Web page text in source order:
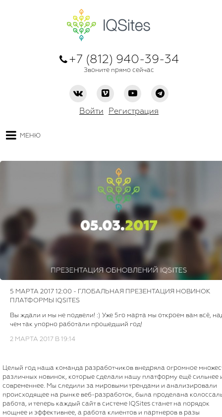
+7 (812) 940-39-34
Звоните прямо сейчас
Войти Регистрация
МЕНЮ
5 МАРТА 2017 12:00 - ГЛОБАЛЬНАЯ ПРЕЗЕНТАЦИЯ НОВИНОК
ПЛАТФОРМЫ IQSITES
Вы ждали и мы не подвели! :) Уже 5го марта мы откроем вам всё,
чем так упорно работали прошедший год!
2 МАРТА 2017 В 19:14
Целый год наша команда разработчиков внедряла огромное
различных новинок, которые сделали нашу платформу ещё сильнее
современнее. Мы следили за мировыми трендами и анализировали
происходящее на рынке веб-разработок, была проделана
работа, и теперь каждый сайт в системе IQSites станет на порядок
мощнее и эффективнее, а работа клиентов и партнеров в разы